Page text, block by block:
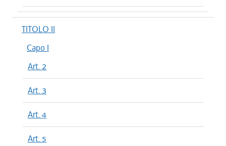
TITOLO II
Capo I
Art. 2
Art. 3
Art. 4
Art. 5